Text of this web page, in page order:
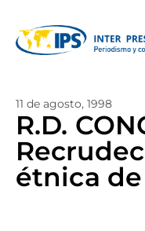
11 de agosto, 1998
R.D.
étnica